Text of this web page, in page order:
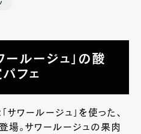
ールージュ」の酸
フェ
ワールージュ」を使った、
場。サワールージュの果肉